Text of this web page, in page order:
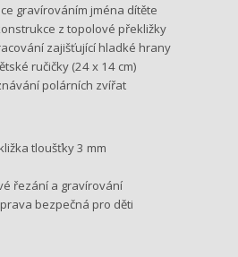
gravírováním jména dítěte
z topolové překližky
zajišťující hladké hrany
ručičky (24 x 14 cm)
polárních zvířat
tloušťky 3 mm
řezání a gravírování
bezpečná pro děti